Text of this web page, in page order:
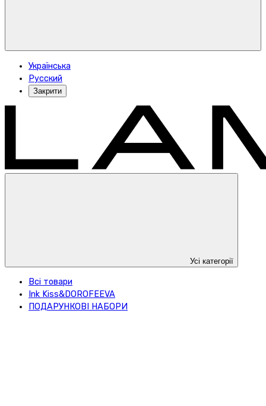
Українська
Русский
Закрити
Усі категорії
Всі товари
Ink Kiss&DOROFEEVA
ПОДАРУНКОВІ НАБОРИ